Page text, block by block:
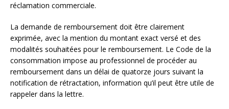
réclamation commerciale.
La demande de remboursement doit être clairement
exprimée, avec la mention du montant exact versé et des
modalités souhaitées pour le remboursement. Le Code de la
consommation impose au professionnel de procéder au
remboursement dans un délai de quatorze jours suivant la
notification de rétractation, information qu’il peut être utile de
rappeler dans la lettre.